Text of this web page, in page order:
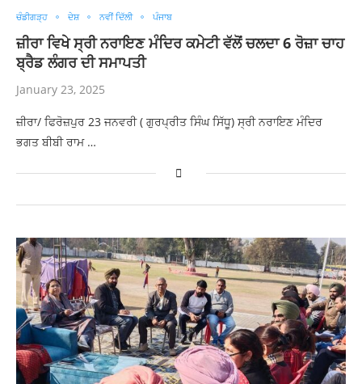
ਚੰਡੀਗੜ੍ਹ ਦੇਸ਼ ਨਵੀਂ ਦਿੱਲੀ ਪੰਜਾਬ
ਜ਼ੀਰਾ ਵਿਖੇ ਸ੍ਰੀ ਨਰਾਇਣ ਮੰਦਿਰ ਕਮੇਟੀ ਵੱਲੋਂ ਚਲਦਾ 6 ਰੋਜ਼ਾ ਚਾਹ
ਬ੍ਰੈਡ ਲੰਗਰ ਦੀ ਸਮਾਪਤੀ
January 23, 2025
ਜ਼ੀਰਾ/ ਫਿਰੋਜ਼ਪੁਰ 23 ਜਨਵਰੀ ( ਗੁਰਪ੍ਰੀਤ ਸਿੰਘ ਸਿੱਧੂ) ਸ੍ਰੀ ਨਰਾਇਣ ਮੰਦਿਰ
ਭਗਤ ਬੀਬੀ ਰਾਮ …